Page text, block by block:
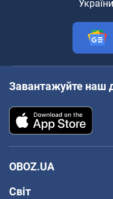
Завантажуйте наш
OBOZ.UA
Світ